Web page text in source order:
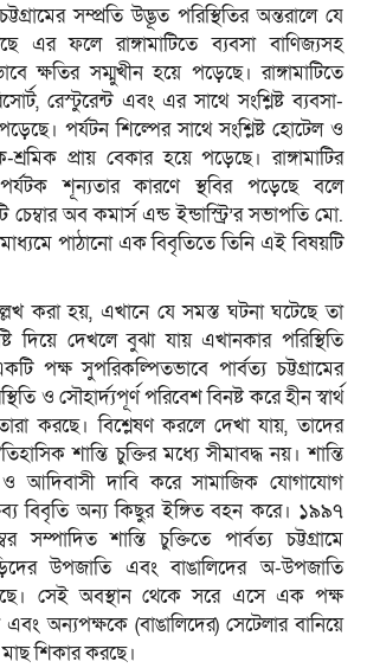
সম্প্রতি উদ্ভূত পরিস্থিতির অন্তরালে যে
এর ফলে রাঙ্গামাটিতে ব্যবসা বাণিজ্যসহ
ক্ষতির সম্মুখীন হয়ে পড়েছে। রাঙ্গামাটিতে
রেস্টুরেন্ট এবং এর সাথে সংশ্লিষ্ট ব্যবসা-
পর্যটন শিল্পের সাথে সংশ্লিষ্ট হোটেল ও
প্রায় বেকার হয়ে পড়েছে। রাঙ্গামাটির
শূন্যতার কারণে স্থবির পড়েছে বলে
চেম্বার অব কমার্স এন্ড ইন্ডাস্ট্রি’র সভাপতি মো.
পাঠানো এক বিবৃতিতে তিনি এই বিষয়টি
করা হয়, এখানে যে সমস্ত ঘটনা ঘটেছে তা
দিয়ে দেখলে বুঝা যায় এখানকার পরিস্থিতি
পক্ষ সুপরিকল্পিতভাবে পার্বত্য চট্টগ্রামের
ও সৌহার্দ্যপূর্ণ পরিবেশ বিনষ্ট করে হীন স্বার্থ
করছে। বিশ্লেষণ করলে দেখা যায়, তাদের
শান্তি চুক্তির মধ্যে সীমাবদ্ধ নয়। শান্তি
ও আদিবাসী দাবি করে সামাজিক যোগাযোগ
বিবৃতি অন্য কিছুর ইঙ্গিত বহন করে। ১৯৯৭
সম্পাদিত শান্তি চুক্তিতে পার্বত্য চট্টগ্রামে
উপজাতি এবং বাঙালিদের অ-উপজাতি
সেই অবস্থান থেকে সরে এসে এক পক্ষ
অন্যপক্ষকে (বাঙালিদের) সেটেলার বানিয়ে
শিকার করছে।